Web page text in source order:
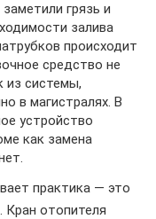
грязь и
залива
происходит
средство не
из системы,
в магистралях. В
устройство
как замена
практика — это
отопителя